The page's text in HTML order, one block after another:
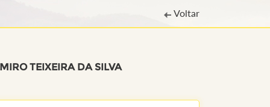
Voltar
TEIXEIRA DA SILVA